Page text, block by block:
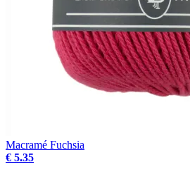
Macramé Fuchsia
€ 5.35